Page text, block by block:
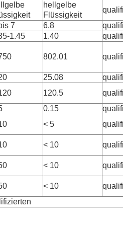
hellgelbe
Flüssigkeit
7 6.8
1.45 1.40
802.01
25.08
120.5
0.15
< 5
< 10
< 10
< 10